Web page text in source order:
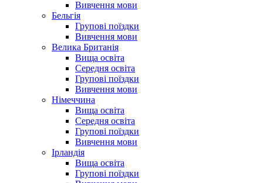
Вивчення мови
Бельгія
Групові поїздки
Вивчення мови
Велика Британія
Вища освіта
Середня освіта
Групові поїздки
Вивчення мови
Німеччина
Вища освіта
Середня освіта
Групові поїздки
Вивчення мови
Ірландія
Вища освіта
Групові поїздки